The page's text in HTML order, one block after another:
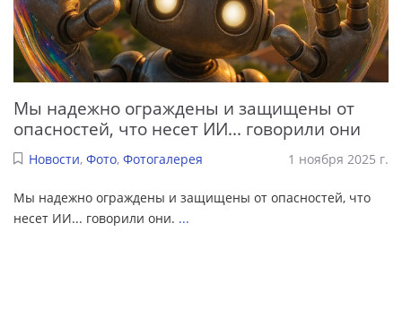
Мы надежно ограждены и защищены от
опасностей, что несет ИИ... говорили они
Новости, Фото, Фотогалерея 1 ноября 2025 г.
Мы надежно ограждены и защищены от опасностей, что
несет ИИ... говорили они. ...